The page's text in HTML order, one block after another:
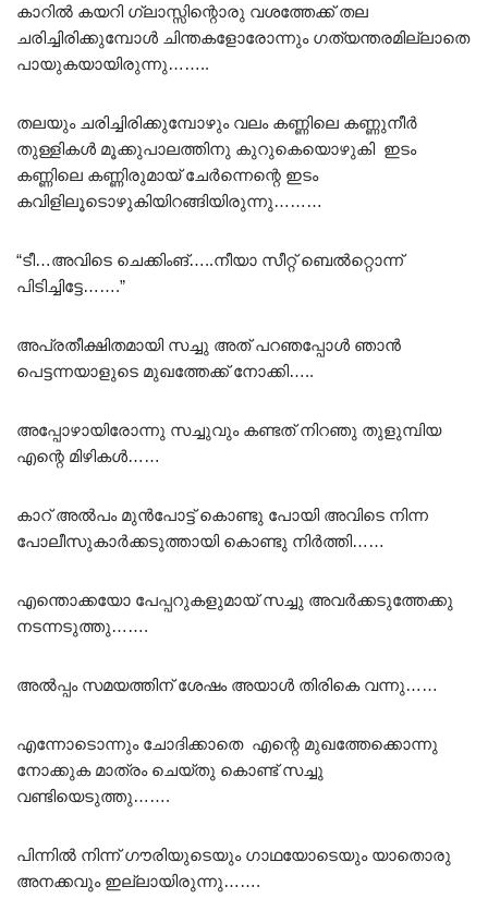
കാറിൽ കയറി ഗ്ലാസ്സിന്റൊരു വശത്തേക്ക് തല
ചരിച്ചിരിക്കുമ്പോൾ ചിന്തകളോരോന്നും ഗത്യന്തരമില്ലാതെ
പായുകയായിരുന്നു……..
തലയും ചരിച്ചിരിക്കുമ്പോഴും വലം കണ്ണിലെ കണ്ണുനീർ
തുള്ളികൾ മൂക്കുപാലത്തിനു കുറുകെയൊഴുകി ഇടം
കണ്ണിലെ കണ്ണിരുമായ് ചേർന്നെന്റെ ഇടം
കവിളിലൂടൊഴുകിയിറങ്ങിയിരുന്നു………
“ടീ…അവിടെ ചെക്കിംങ്…..നീയാ സീറ്റ് ബെൽറ്റൊന്ന്
പിടിച്ചിട്ടേ…….”
അപ്രതീക്ഷിതമായി സച്ചു അത് പറഞപ്പോൾ ഞാൻ
പെട്ടന്നയാളുടെ മുഖത്തേക്ക് നോക്കി…..
അപ്പോഴായിരോന്നു സച്ചുവും കണ്ടത്‌ നിറഞു തുളുമ്പിയ
എന്റെ മിഴികൾ……
കാറ് അൽപം മുൻപോട്ട് കൊണ്ടു പോയി അവിടെ നിന്ന
പോലീസുകാർക്കടുത്തായി കൊണ്ടു നിർത്തി……
എന്തൊക്കയോ പേപ്പറുകളുമായ് സച്ചു അവർക്കടുത്തേക്കു
നടന്നടുത്തു…….
അൽപ്പം സമയത്തിന് ശേഷം അയാൾ തിരികെ വന്നു……
എന്നോടൊന്നും ചോദിക്കാതെ എന്റെ മുഖത്തേക്കൊന്നു
നോക്കുക മാത്രം ചെയ്തു കൊണ്ട് സച്ചു
വണ്ടിയെടുത്തു…….
പിന്നിൽ നിന്ന് ഗൗരിയുടെയും ഗാഥയോടെയും യാതൊരു
അനക്കവും ഇല്ലായിരുന്നു…….